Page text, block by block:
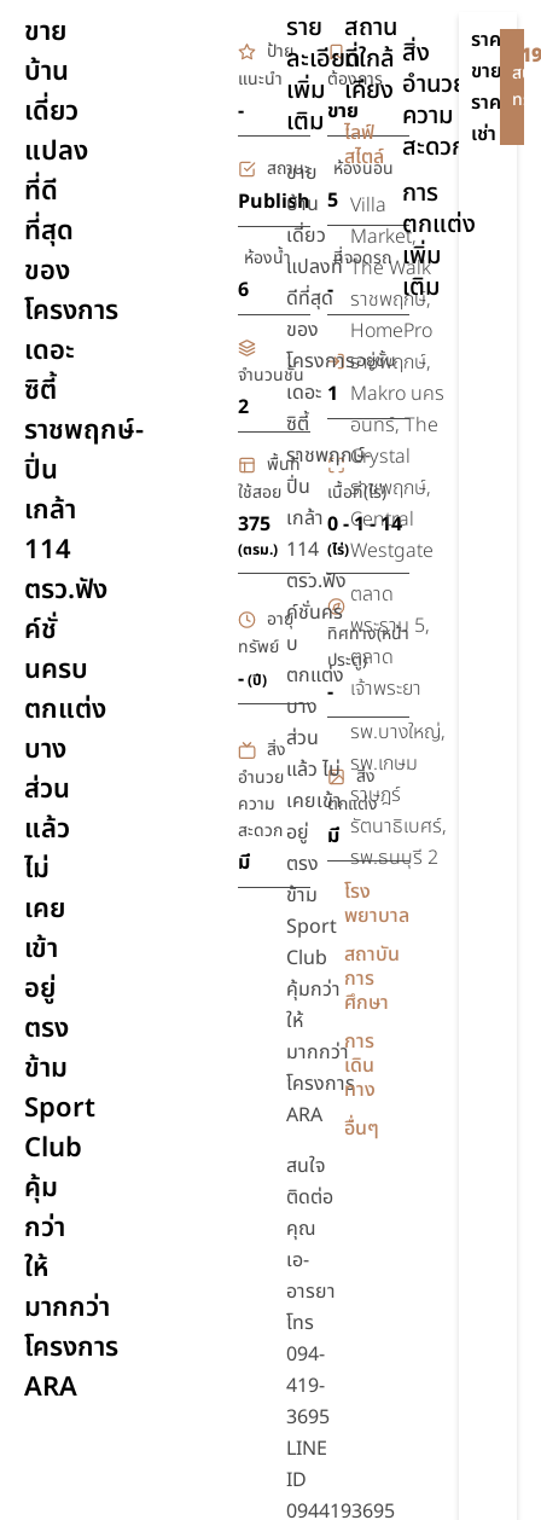
ขาย
บ้าน
เดี่ยว
แปลง
ที่ดี
ที่สุด
ของ
โครงการ
เดอะ
ซิตี้
ราชพฤกษ์-
ปิ่น
เกล้า
114
ตรว.ฟัง
ค์ชั่
นครบ
ตกแต่ง
บาง
ส่วน
แล้ว
ไม่
เคย
เข้า
อยู่
ตรง
ข้าม
Sport
Club
คุ้ม
กว่า
ให้
มากกว่า
โครงการ
ARA
ป้าย
แนะนำ
-
ต้องการ
ขาย
สถานะ
Publish
ห้องนอน
5
ห้องน้ำ
6
ที่จอดรถ
-
จำนวนชั้น
2
อยู่ชั้น
1
พื้นที่
ใช้สอย
375
(ตรม.)
เนื้อที่(ไร่)
0 - 1 - 14
(ไร่)
อายุ
ทรัพย์
-(ปี)
ทิศทาง(หน้า
ประตู)
-
สิ่ง
อำนวย
ความ
สะดวก
มี
สิ่ง
ตกแต่ง
มี
ราย
ละเอียด
เพิ่ม
เติม
ขาย
บ้าน
เดี่ยว
แปลงที่
ดีที่สุด
ของ
โครงการ
เดอะ
ซิตี้
ราชพฤกษ์-
ปิ่น
เกล้า
114
ตรว.ฟัง
ค์ชั่นคร
บ
ตกแต่ง
บาง
ส่วน
แล้ว ไม่
เคยเข้า
อยู่
ตรง
ข้าม
Sport
Club
คุ้มกว่า
ให้
มากกว่า
โครงการ
ARA
สนใจ
ติดต่อ
คุณ
เอ-
อารยา
โทร
094-
419-
3695
LINE
ID
0944193695
สถาน
ที่ใกล้
เคียง
ไลฟ์
สไตล์
Villa
Market,
The Walk
ราชพฤกษ์,
HomePro
ราชพฤกษ์,
Makro นคร
อินทร์, The
Crystal
ราชพฤกษ์,
Central
Westgate
ตลาด
พระราม 5,
ตลาด
เจ้าพระยา
รพ.บางใหญ่,
รพ.เกษม
ราษฎร์
รัตนาธิเบศร์,
รพ.ธนบุรี 2
โรง
พยาบาล
สถาบัน
การ
ศึกษา
การ
เดิน
ทาง
อื่นๆ
สิ่ง
อำนวย
ความ
สะดวก
การ
ตกแต่ง
เพิ่ม
เติม
ราคา
ขาย
฿
ราคา
เช่า
สน
ทรั